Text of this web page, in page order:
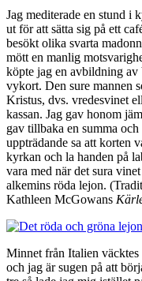
Jag mediterade en stund i
ut för att sätta sig på ett
besökt olika svarta
mött en manlig
köpte jag en avbildning
vykort. Den sure mannen
Kristus, dvs. vredesvinet
kassan. Jag gav honom
gav tillbaka en summa
uppträdande sa att korten
kyrkan och la handen på
vara med när det sura
alkemins röda lejon.
Kathleen McGowans
Minnet från Italien
och jag är sugen på att